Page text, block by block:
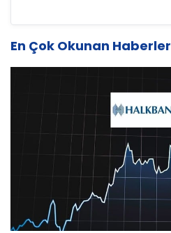
En Çok Okunan Haberler